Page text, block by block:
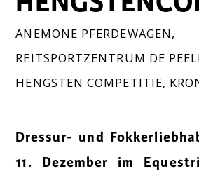
ANEMONE PFERDEWAGEN,
REITSPORTZENTRUM DE
HENGSTEN COMPETITIE,
Dressur- und
11. Dezember im